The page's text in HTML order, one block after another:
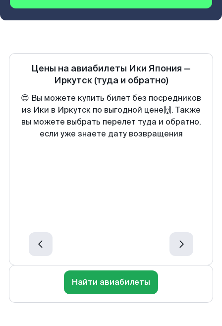
Цены на авиабилеты Ики Япония —
Иркутск (туда и обратно)
😍 Вы можете купить билет без посредников
из Ики в Иркутск по выгодной цене🙌. Также
вы можете выбрать перелет туда и обратно,
если уже знаете дату возвращения
Найти авиабилеты